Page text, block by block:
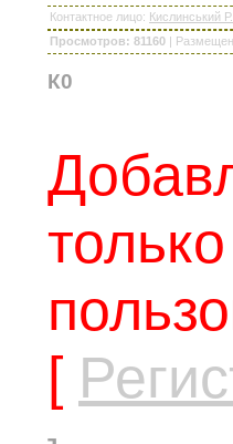
Контактное лицо: Кислинський
Просмотров: 81160 |
К0
[